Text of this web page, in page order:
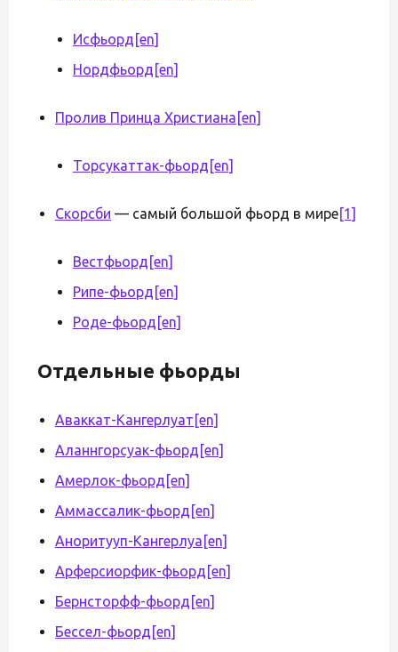
Исфьорд [en]
Нордфьорд [en]
Пролив Принца Христиана [en]
Торсукаттак-фьорд [en]
Скорсби — самый большой фьорд в мире[1]
Вестфьорд [en]
Рипе-фьорд [en]
Роде-фьорд [en]
Отдельные фьорды
Аваккат-Кангерлуат [en]
Аланнгорсуак-фьорд [en]
Амерлок-фьорд [en]
Аммассалик-фьорд [en]
Аноритууп-Кангерлуа [en]
Арферсиорфик-фьорд [en]
Бернсторфф-фьорд [en]
Бессел-фьорд [en]